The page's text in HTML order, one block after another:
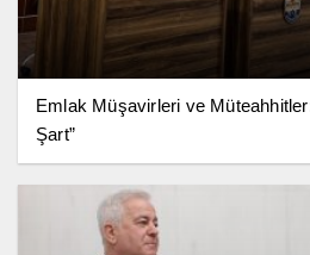
Emlak Müşavirleri ve
Şart”